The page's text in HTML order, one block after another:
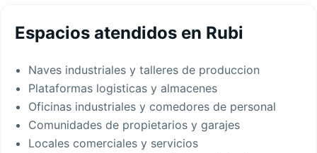
Espacios atendidos en Rubi
Naves industriales y talleres de produccion
Plataformas logisticas y almacenes
Oficinas industriales y comedores de personal
Comunidades de propietarios y garajes
Locales comerciales y servicios